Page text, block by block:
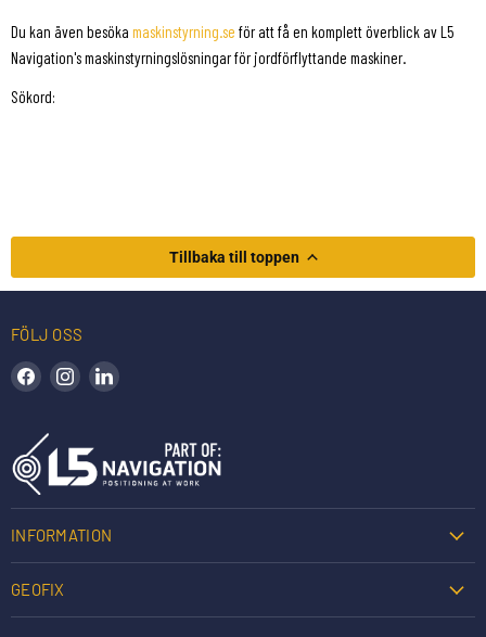
Du kan även besöka maskinstyrning.se för att få en komplett överblick av L5
Navigation's maskinstyrningslösningar för jordförflyttande maskiner.
Sökord:
Tillbaka till toppen
FÖLJ OSS
Hitta oss på Facebook
Hitta oss på Instagram
INFORMATION
GEOFIX